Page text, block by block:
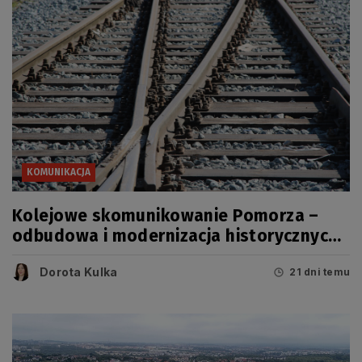
KOMUNIKACJA
Kolejowe skomunikowanie Pomorza –
odbudowa i modernizacja historycznych
Dorota Kulka 21 dni temu